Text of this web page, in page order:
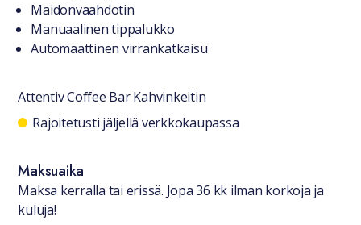
Maidonvaahdotin
Manuaalinen tippalukko
Automaattinen virrankatkaisu
Attentiv Coffee Bar Kahvinkeitin
Saatavuustiedot
Rajoitetusti jäljellä verkkokaupassa
Maksuaika
Maksa kerralla tai erissä. Jopa 36 kk ilman korkoja ja
kuluja!